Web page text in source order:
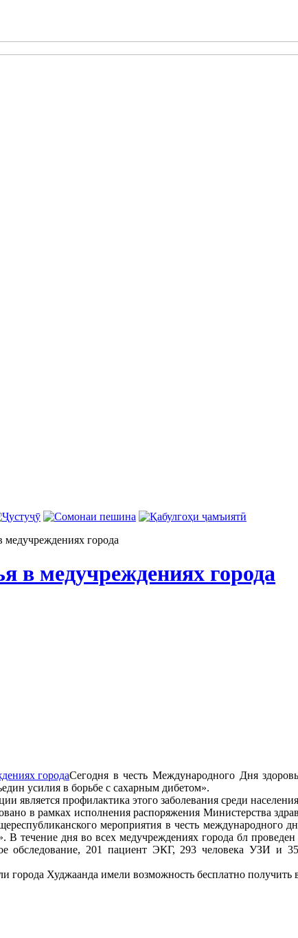
медучреждениях города
в медучреждениях города
Сегодня в честь Международного Дня
усилия в борьбе с сахарным дибетом».
является профилактика этого заболевания среди
в рамках исполнения распоряжения Министерства
мероприятия в честь международного
В течение дня во всех медучреждениях города бл
обследование, 201 пациент ЭКГ, 293 человека УЗИ и
города Худжаанда имели возможность бесплатно получить